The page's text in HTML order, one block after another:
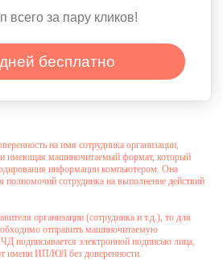
всего за пару кликов!
бесплатно
на имя сотрудника организации,
и имеющая машиночитаемый формат, который
информации компьютером. Она
полномочий сотрудника на выполнение действий
организации (сотрудника и т.д.), то для
отправить машиночитаемую
подписывается электронной подписью лица,
имени ИП/ЮЛ без доверенности.